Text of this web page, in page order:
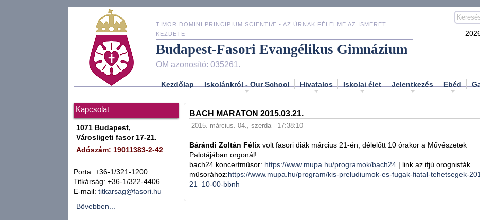
TIMOR DOMINI PRINCIPIUM SCIENTIÆ • AZ ÚRNAK FÉLELME AZ ISMERET
KEZDETE
Budapest-Fasori Evangélikus Gimnázium
OM azonosító: 035261.
Kezdőlap Iskolánkról - Our School Hivatalos Iskolai élet Jelentkezés Ebéd
Kapcsolat
1071 Budapest,
Városligeti fasor 17-21.
Adószám: 19011383-2-42
Porta: +36-1/321-1200
Titkárság: +36-1/322-4406
E-mail: titkarsag@fasori.hu
Bővebben...
BACH MARATON 2015.03.21.
2015. március. 04., szerda - 17:38:10
Bárándi Zoltán Félix volt fasori diák március 21-én, délelőtt 10 órakor a Művészetek
Palotájában orgonál!
bach24 koncertműsor: https://www.mupa.hu/programok/bach24 | link az ifjú orognisták
műsorához:https://www.mupa.hu/program/kis-preludiumok-es-fugak-fiatal-tehetsegek-
21_10-00-bbnh